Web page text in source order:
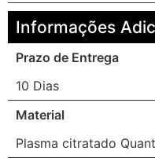
Informações
Prazo de Entrega
10 Dias
Material
Plasma citratado